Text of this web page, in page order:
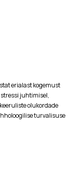
erialast kogemust
juhtimisel,
olukordade
turvalisuse